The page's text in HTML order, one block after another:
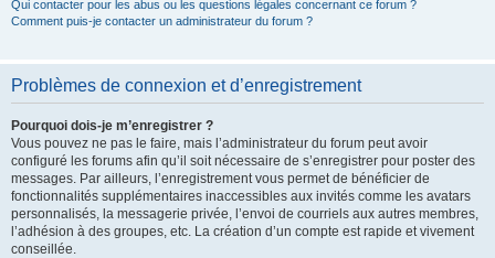
Qui contacter pour les abus ou les questions légales concernant ce forum ?
Comment puis-je contacter un administrateur du forum ?
Problèmes de connexion et d’enregistrement
Pourquoi dois-je m’enregistrer ?
Vous pouvez ne pas le faire, mais l’administrateur du forum peut avoir
configuré les forums afin qu’il soit nécessaire de s’enregistrer pour poster des
messages. Par ailleurs, l’enregistrement vous permet de bénéficier de
fonctionnalités supplémentaires inaccessibles aux invités comme les avatars
personnalisés, la messagerie privée, l’envoi de courriels aux autres membres,
l’adhésion à des groupes, etc. La création d’un compte est rapide et vivement
conseillée.